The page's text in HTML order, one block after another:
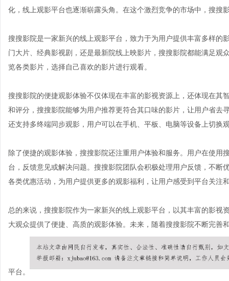
化，线上观影平台也逐渐崭露头角。在这个激烈竞争的市场中，搜搜
搜搜影院是一家新兴的线上观影平台，致力于为用户提供丰富多样的
门大片、经典影视剧，还是最新院线上映影片，搜搜影院都能满足观
览各类影片，选择自己喜欢的影片进行观看。
搜搜影院的便捷观影体验不仅体现在丰富的影视资源上，还体现在其
和评分，搜搜影院能够为用户推荐更符合其口味的影片，让用户省去
还支持多终端同步观影，用户可以在手机、平板、电脑等设备上切换
除了便捷的观影体验，搜搜影院还注重用户体验和服务。用户在使
台，反馈意见或解决问题。搜搜影院团队会积极处理用户反馈，不
各类优惠活动，为用户提供更多的观影福利，让用户感受到平台关注
总的来说，搜搜影院作为一家新兴的线上观影平台，以其丰富的影
大观众提供了便捷、高质的观影体验。未来，随着搜搜影院不断完
平台。